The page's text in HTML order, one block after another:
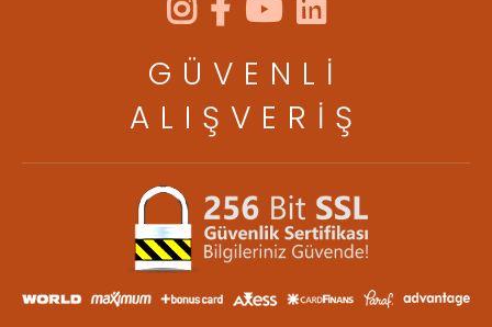
GÜVENLİ
ALIŞVERİŞ